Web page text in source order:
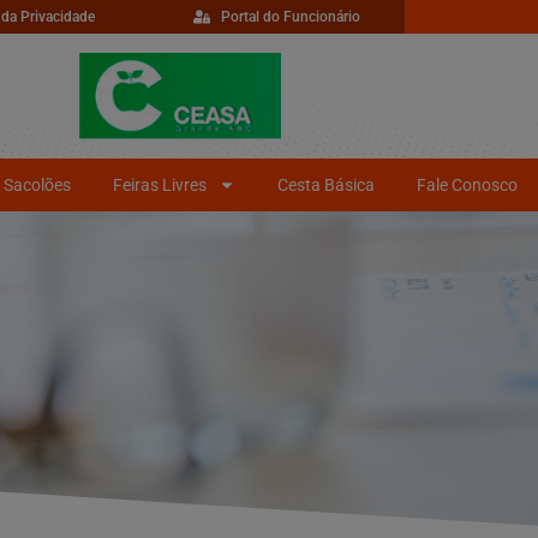
Privacidade Portal do Funcionário
Sacolões Feiras Livres Cesta Básica Fale Conosco